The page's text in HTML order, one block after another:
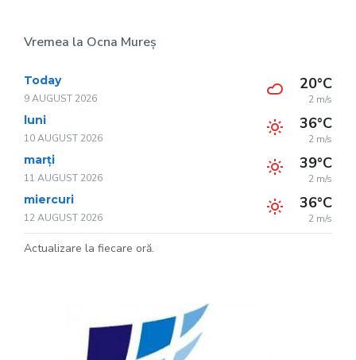
Vremea la Ocna Mureș
Today
9 AUGUST 2026
20°C
2 m/s
luni
10 AUGUST 2026
36°C
2 m/s
marți
11 AUGUST 2026
39°C
2 m/s
miercuri
12 AUGUST 2026
36°C
2 m/s
Actualizare la fiecare oră.